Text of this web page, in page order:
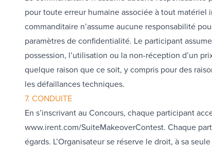
pour toute erreur humaine associée à tout
commanditaire n’assume aucune responsabilité
paramètres de confidentialité. Le participant
possession, l’utilisation ou la non-réception d’un
quelque raison que ce soit, y compris pour des
les défaillances techniques.
7. CONDUITE
En s’inscrivant au Concours, chaque participant
www.irent.com/SuiteMakeoverContest. Chaque
égards. L’Organisateur se réserve le droit, à sa